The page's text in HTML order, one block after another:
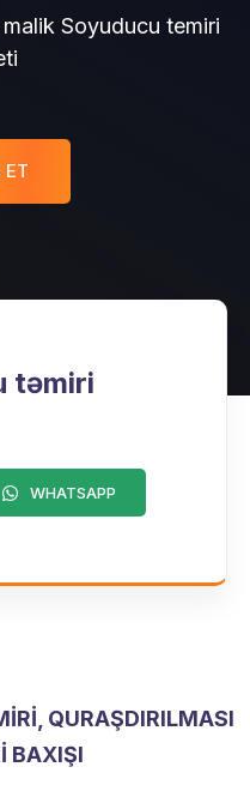
Soyuducu temiri
ET
təmiri
WHATSAPP
QURAŞDIRILMASI
BAXIŞI